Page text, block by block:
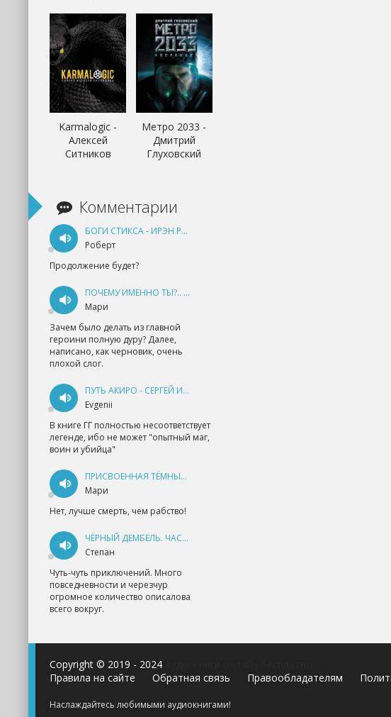
Karmalogic -
Алексей
Ситников
Метро 2033 -
Дмитрий
Глуховский
Комментарии
БОГИ СТИКСА - ИРЭН РУДКЕВИЧ
Роберт
Продолжение будет?
ПОЧЕМУ ИМЕННО ТЫ?.. КНИГА 1 - ЕКАТЕРИНА ЮДИНА
Мари
Зачем было делать из главной
героини полную дуру? Далее,
написано, как черновик, очень
плохой слог.
ПУТЬ АКИРО - СЕРГЕЙ ИЗМАЙЛОВ
Evgenii
В книге ГГ полностью несоответствует
легенде, ибо не может "опытный маг,
воин и убийца"
ПРИСВОЕННАЯ ТЁМНЫМ. ПРОКЛЯТАЯ ЛЮБОВЬ - АННА ГЕРР
Мари
Нет, лучше смерть, чем рабство!
ЧЁРНЫЙ ДЕМБЕЛЬ. ЧАСТЬ 1 - АНДРЕЙ ФЕДИН
Степан
Чуть-чуть приключений. Много
повседневности и черезчур
огромное количество описалова
всего вокруг.
Copyright © 2019 - 2024
Правила на сайте
Обратная связь Правообладателям
Наслаждайтесь любимыми аудиокнигами!